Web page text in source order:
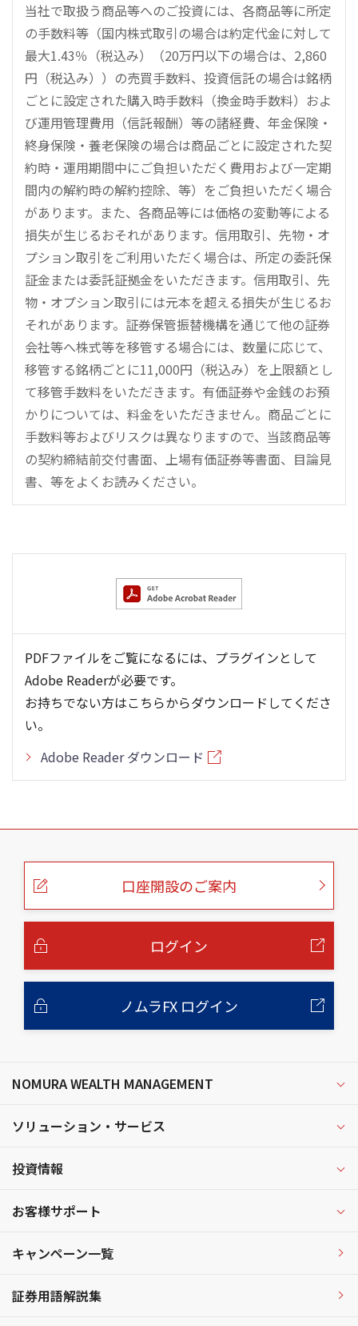
当社で取扱う商品等へのご投資には、各商品等に所定
の手数料等（国内株式取引の場合は約定代金に対して
最大1.43％（税込み）（20万円以下の場合は、2,860
円（税込み））の売買手数料、投資信託の場合は銘柄
ごとに設定された購入時手数料（換金時手数料）およ
び運用管理費用（信託報酬）等の諸経費、年金保険・
終身保険・養老保険の場合は商品ごとに設定された契
約時・運用期間中にご負担いただく費用および一定期
間内の解約時の解約控除、等）をご負担いただく場合
があります。また、各商品等には価格の変動等による
損失が生じるおそれがあります。信用取引、先物・オ
プション取引をご利用いただく場合は、所定の委託保
証金または委託証拠金をいただきます。信用取引、先
物・オプション取引には元本を超える損失が生じるお
それがあります。証券保管振替機構を通じて他の証券
会社等へ株式等を移管する場合には、数量に応じて、
移管する銘柄ごとに11,000円（税込み）を上限額とし
て移管手数料をいただきます。有価証券や金銭のお預
かりについては、料金をいただきません。商品ごとに
手数料等およびリスクは異なりますので、当該商品等
の契約締結前交付書面、上場有価証券等書面、目論見
書、等をよくお読みください。
PDFファイルをご覧になるには、プラグインとして
Adobe Readerが必要です。
お持ちでない方はこちらからダウンロードしてくださ
い。
Adobe Reader ダウンロード
こ
口座開設のご案内
ログイン
ノムラFX ログイン
NOMURA WEALTH MANAGEMENT
ソリューション・サービス
投資情報
お客様サポート
キャンペーン一覧
証券用語解説集